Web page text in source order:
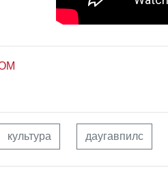
культура даугавпилс